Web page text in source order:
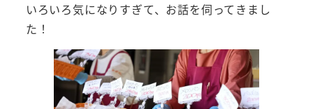
いろいろ気になりすぎて、お話を伺ってきまし
た！